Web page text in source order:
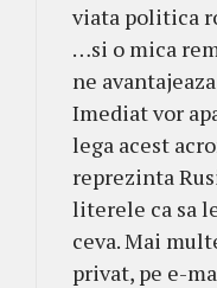
viata politica
…si o mica
ne
Imediat vor
lega acest
reprezinta
literele ca sa
ceva. Mai
privat, pe e-